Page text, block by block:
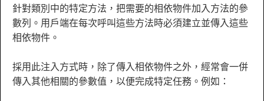
針對類別中的特定方法，把需要的相依物件加入方法的參
數列。用戶端在每次呼叫這些方法時必須建立並傳入這些
相依物件。
採用此注入方式時，除了傳入相依物件之外，經常會一併
傳入其他相關的參數值，以便完成特定任務。例如：